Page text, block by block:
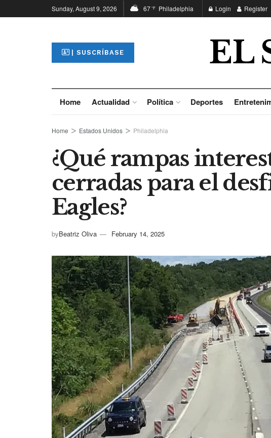
Sunday, August 9, 2026 67°F Philadelphia Login Register
| SUSCRÍBASE EL
Home Actualidad Política Deportes
Home Estados Unidos Philadelphia
¿Qué rampas
cerradas para el
Eagles?
byBeatriz Oliva February 14, 2025